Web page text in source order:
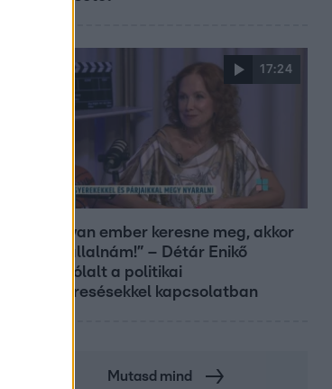
17:24
„Ha olyan ember keresne meg, akkor
sem vállalnám!” – Détár Enikő
megszólalt a politikai
megkeresésekkel kapcsolatban
Mutasd mind